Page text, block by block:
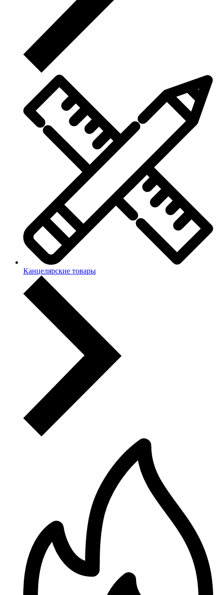
Канцелярские товары